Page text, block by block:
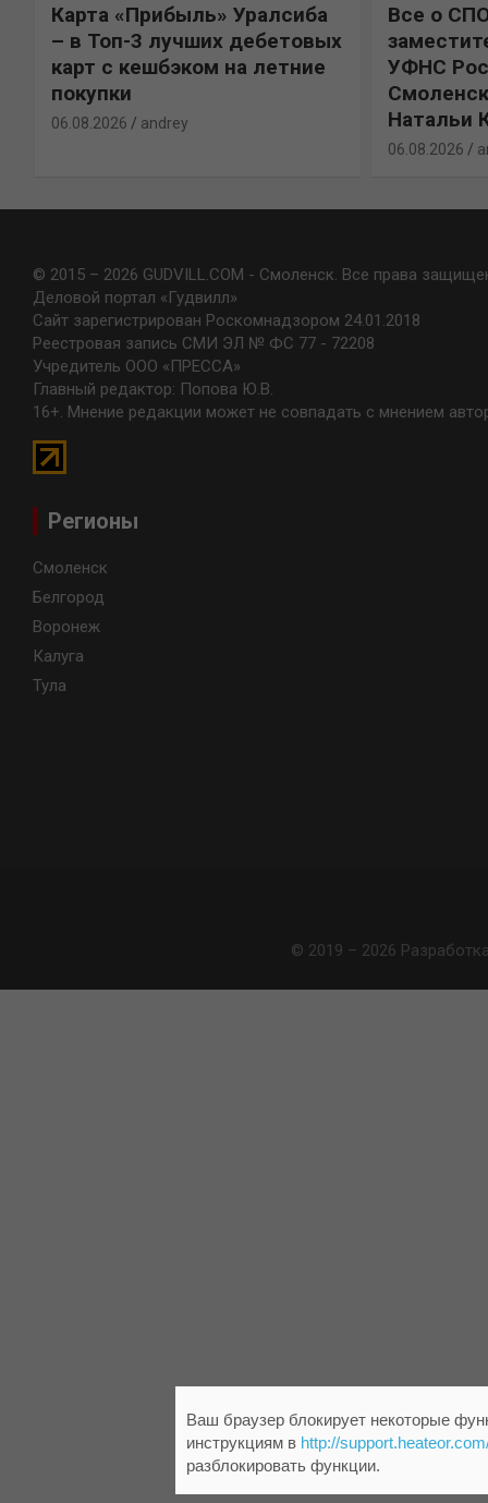
Карта «Прибыль» Уралсиба
– в Топ-3 лучших дебетовых
карт с кешбэком на летние
покупки
06.08.2026 andrey
Все о
УФНС
Натальи
06.08.2026
© 2015 – 2026 GUDVILL.COM - Смоленск. Все права
Деловой портал «Гудвилл»
Сайт зарегистрирован Роскомнадзором 24.01.2018
Реестровая запись СМИ ЭЛ № ФС 77 - 72208
Учредитель ООО «ПРЕССА»
Главный редактор: Попова Ю.В.
16+. Мнение редакции может не совпадать с мнением
Регионы
Смоленск
Белгород
Воронеж
Калуга
Тула
© 2019 – 2026
Ваш браузер блокирует некоторые
инструкциям в http://
разблокировать функции.